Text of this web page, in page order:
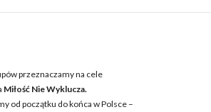
przeznaczamy na cele
Miłość Nie Wyklucza.
od początku do końca w Polsce –